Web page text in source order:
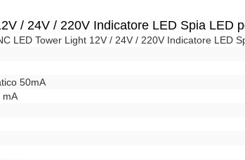
/ 24V / 220V Indicatore LED Spia LED
LED Tower Light 12V / 24V / 220V Indicatore LED
50mA
mA